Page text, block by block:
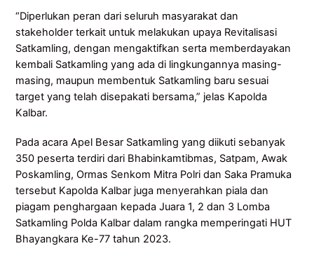
“Diperlukan peran dari seluruh masyarakat dan
stakeholder terkait untuk melakukan upaya Revitalisasi
Satkamling, dengan mengaktifkan serta memberdayakan
kembali Satkamling yang ada di lingkungannya masing-
masing, maupun membentuk Satkamling baru sesuai
target yang telah disepakati bersama,” jelas Kapolda
Kalbar.
Pada acara Apel Besar Satkamling yang diikuti sebanyak
350 peserta terdiri dari Bhabinkamtibmas, Satpam, Awak
Poskamling, Ormas Senkom Mitra Polri dan Saka Pramuka
tersebut Kapolda Kalbar juga menyerahkan piala dan
piagam penghargaan kepada Juara 1, 2 dan 3 Lomba
Satkamling Polda Kalbar dalam rangka memperingati HUT
Bhayangkara Ke-77 tahun 2023.